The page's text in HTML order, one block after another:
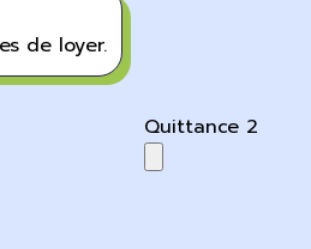
de loyer.
Quittance 2